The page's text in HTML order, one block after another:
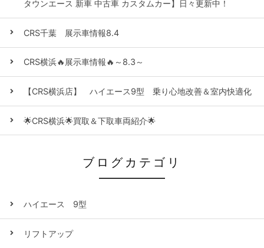
タウンエース 新車 中古車 カスタムカー】日々更新中！
CRS千葉 展示車情報8.4
CRS横浜🔥展示車情報🔥～8.3～
【CRS横浜店】 ハイエース9型 乗り心地改善＆室内快適化
🌟CRS横浜🌟買取＆下取車両紹介🌟
ブログカテゴリ
ハイエース 9型
リフトアップ